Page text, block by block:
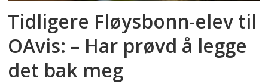
Tidligere Fløysbonn-elev til
OAvis: – Har prøvd å legge
det bak meg